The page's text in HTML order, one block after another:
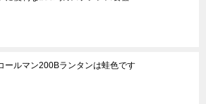
ールマン200Bランタンは蛙色です